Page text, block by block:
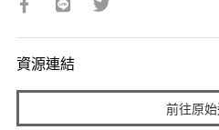
資源連結
前往原